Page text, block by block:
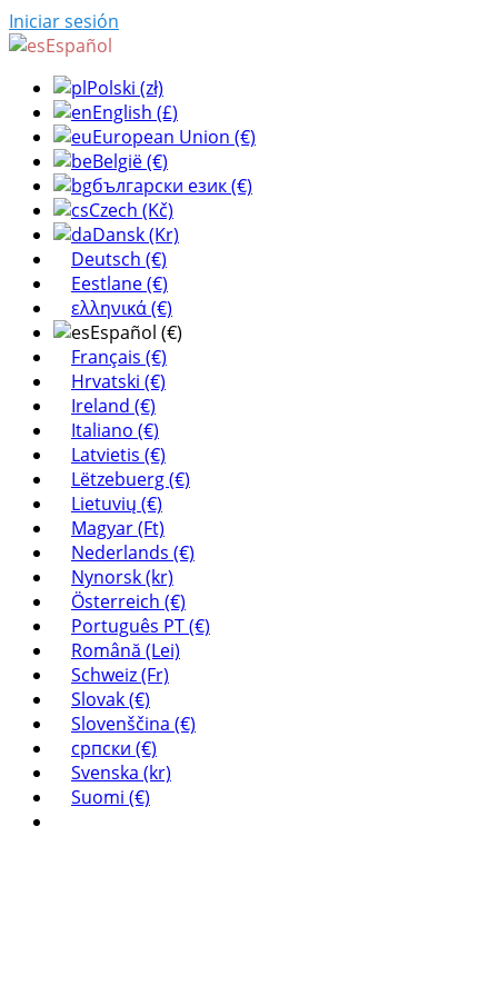
Iniciar sesión
Español
Polski (zł)
English (£)
European Union (€)
België (€)
български език (€)
Czech (Kč)
Dansk (Kr)
Deutsch (€)
Eestlane (€)
ελληνικά (€)
Español (€)
Français (€)
Hrvatski (€)
Ireland (€)
Italiano (€)
Latvietis (€)
Lëtzebuerg (€)
Lietuvių (€)
Magyar (Ft)
Nederlands (€)
Nynorsk (kr)
Österreich (€)
Português PT (€)
Română (Lei)
Schweiz (Fr)
Slovak (€)
Slovenščina (€)
српски (€)
Svenska (kr)
Suomi (€)